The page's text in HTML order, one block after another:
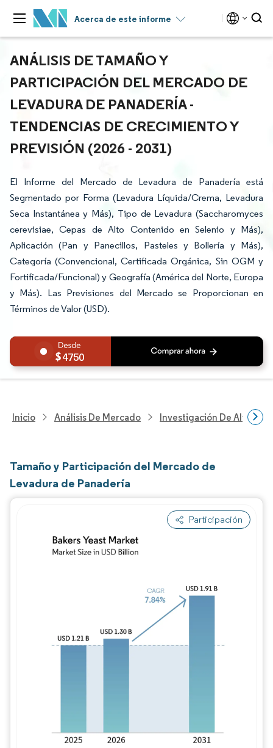
Acerca de este informe
ANÁLISIS DE TAMAÑO Y
PARTICIPACIÓN DEL MERCADO DE
LEVADURA DE PANADERÍA -
TENDENCIAS DE CRECIMIENTO Y
PREVISIÓN (2026 - 2031)
El Informe del Mercado de Levadura de Panadería está
Segmentado por Forma (Levadura Líquida/Crema, Levadura
Seca Instantánea y Más), Tipo de Levadura (Saccharomyces
cerevisiae, Cepas de Alto Contenido en Selenio y Más),
Aplicación (Pan y Panecillos, Pasteles y Bollería y Más),
Categoría (Convencional, Certificada Orgánica, Sin OGM y
Fortificada/Funcional) y Geografía (América del Norte, Europa
y Más). Las Previsiones del Mercado se Proporcionan en
Términos de Valor (USD).
4750
Inicio Análisis De Mercado Investigación De
Tamaño y Participación del Mercado de
Levadura de Panadería
Participación